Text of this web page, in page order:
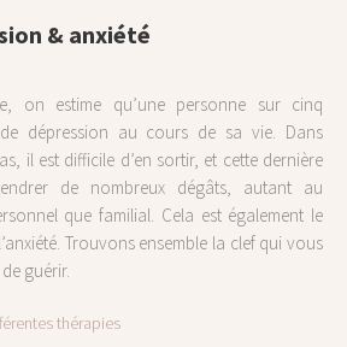
& anxiété
on estime qu’une personne sur cinq
dépression au cours de sa vie. Dans
il est difficile d’en sortir, et cette dernière
de nombreux dégâts, autant au
que familial. Cela est également le
Trouvons ensemble la clef qui vous
guérir.
thérapies